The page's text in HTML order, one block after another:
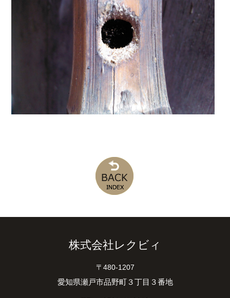
株式会社レクビィ
〒480-1207
愛知県瀬戸市品野町３丁目３番地